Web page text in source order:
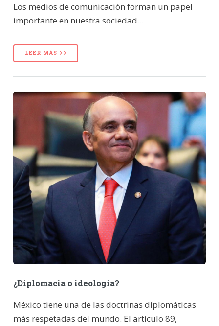
Los medios de comunicación forman un papel
importante en nuestra sociedad...
LEER MÁS
¿Diplomacia o ideología?
México tiene una de las doctrinas diplomáticas
más respetadas del mundo. El artículo 89,